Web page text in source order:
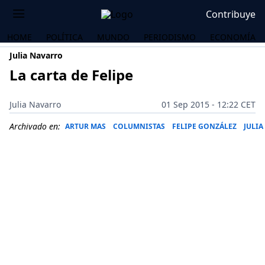
Contribuye
HOME POLÍTICA MUNDO PERIODISMO
ECONOMÍA
Julia Navarro
La carta de Felipe
Julia Navarro
01 Sep 2015 - 12:22 CET
Archivado en: ARTUR MAS COLUMNISTAS FELIPE GONZÁLEZ